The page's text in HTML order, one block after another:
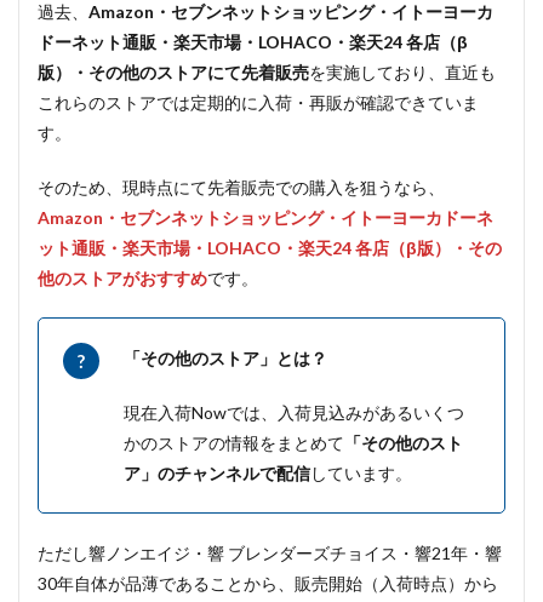
過去、 Amazon・セブンネットショッピング・イトーヨーカ
ドーネット通販・楽天市場・LOHACO・楽天24 各店（β
版）・その他のストアにて先着販売を実施しており、直近も
これらのストアでは定期的に入荷・再販が確認できていま
す。
そのため、現時点にて先着販売での購入を狙うなら、
Amazon・セブンネットショッピング・イトーヨーカドーネ
ット通販・楽天市場・LOHACO・楽天24 各店（β版）・その
他のストアがおすすめです。
「その他のストア」とは？
現在入荷Nowでは、入荷見込みがあるいくつ
かのストアの情報をまとめて 「その他のスト
ア」のチャンネルで配信しています。
ただし響ノンエイジ・響 ブレンダーズチョイス・響21年・響
30年自体が品薄であることから、販売開始（入荷時点）から